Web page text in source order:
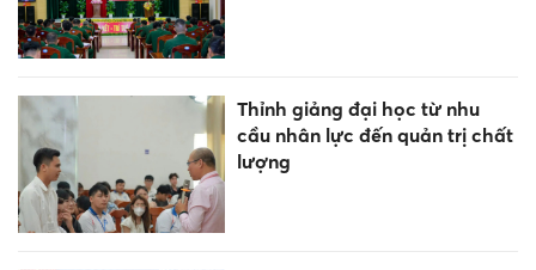
Thỉnh giảng đại học từ nhu
cầu nhân lực đến quản trị chất
lượng